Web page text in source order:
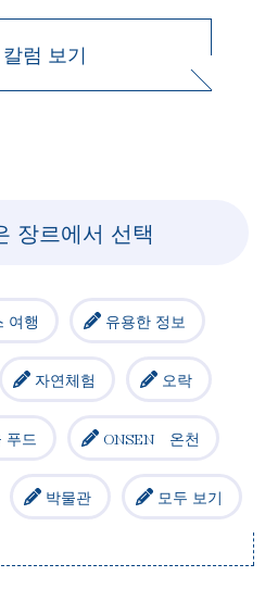
럼 보기
장르에서 선택
여행 유용한 정보
자연체험 오락
푸드 ONSEN 온천
박물관 모두 보기